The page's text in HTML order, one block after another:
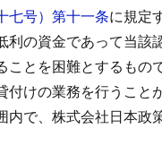
七号）第十一条に規定
の資金であって当該
とを困難とするもの
けの業務を行うことが
で、株式会社日本政